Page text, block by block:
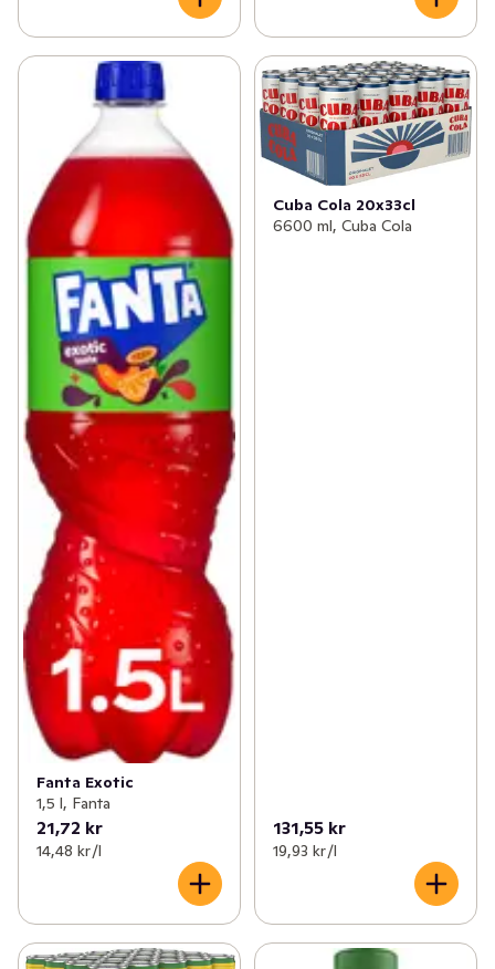
Fanta Exotic
1,5 l, Fanta
21,72 kr
14,48 kr /l
Cuba Cola 20x33cl
6600 ml, Cuba Cola
131,55 kr
19,93 kr /l